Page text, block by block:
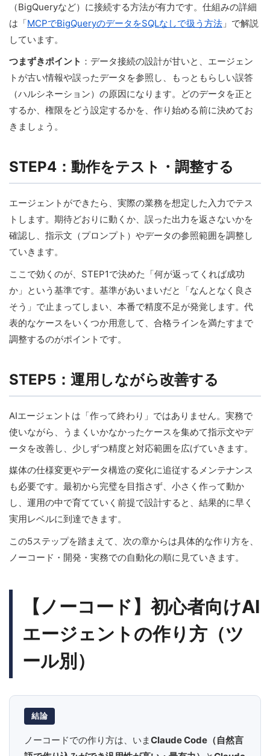
（BigQueryなど）に接続する方法が有力です。仕組みの詳細
は「MCPでBigQueryのデータをSQLなしで扱う方法 」で解説
しています。
つまずきポイント ：データ接続の設計が甘いと、エージェン
トが古い情報や誤ったデータを参照し、もっともらしい誤答
（ハルシネーション）の原因になります。どのデータを正と
するか、権限をどう設定するかを、作り始める前に決めてお
きましょう。
STEP4：動作をテスト・調整する
エージェントができたら、実際の業務を想定した入力でテス
トします。期待どおりに動くか、誤った出力を返さないかを
確認し、指示文（プロンプト）やデータの参照範囲を調整し
ていきます。
ここで効くのが、STEP1で決めた「何が返ってくれば成功
か」という基準です。基準があいまいだと「なんとなく良さ
そう」で止まってしまい、本番で精度不足が発覚します。代
表的なケースをいくつか用意して、合格ラインを満たすまで
調整するのがポイントです。
STEP5：運用しながら改善する
AIエージェントは「作って終わり」ではありません。実務で
使いながら、うまくいかなかったケースを集めて指示文やデ
ータを改善し、少しずつ精度と対応範囲を広げていきます。
媒体の仕様変更やデータ構造の変化に追従するメンテナンス
も必要です。最初から完璧を目指さず、小さく作って動か
し、運用の中で育てていく前提で設計すると、結果的に早く
実用レベルに到達できます。
この5ステップを踏まえて、次の章からは具体的な作り方を、
ノーコード・開発・実務での自動化の順に見ていきます。
【ノーコード】初心者向けAI
エージェントの作り方（ツ
ール別）
結論
ノーコードでの作り方は、いまClaude Code（自然言